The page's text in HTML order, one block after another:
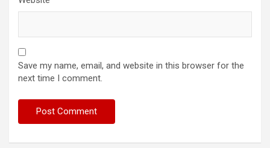
Save my name, email, and website in this browser for the
next time I comment.